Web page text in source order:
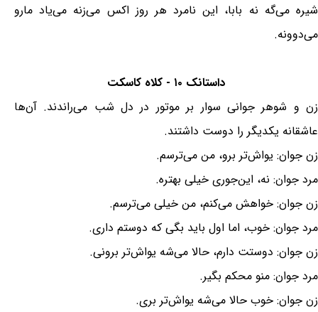
شیره می‌گه نه بابا، این نامرد هر روز اکس می‌زنه می‌یاد مارو
می‌دوونه.
داستانک ۱۰ - کلاه کاسکت
زن و شوهر جوانی سوار بر موتور در دل شب می‌راندند. آن‌ها
عاشقانه یکدیگر را دوست داشتند.
زن جوان: یواش‌تر برو، من می‌ترسم.
مرد جوان: نه، این‌جوری خیلی بهتره.
زن جوان: خواهش می‌کنم، من خیلی می‌ترسم.
مرد جوان: خوب، اما اول باید بگی که دوستم داری.
زن جوان: دوستت دارم، حالا می‌شه یواش‌تر برونی.
مرد جوان: منو محکم بگیر.
زن جوان: خوب حالا می‌شه یواش‌تر بری.